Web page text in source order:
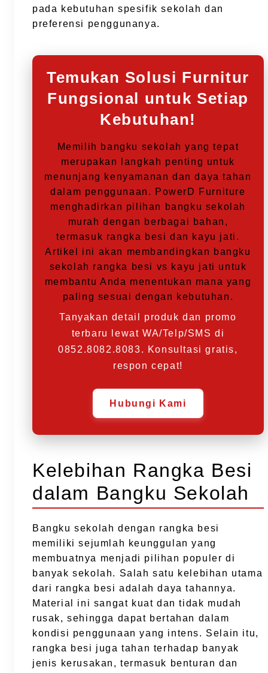
pada kebutuhan spesifik sekolah dan
preferensi penggunanya.
Temukan Solusi Furnitur
Fungsional untuk Setiap
Kebutuhan!
Memilih bangku sekolah yang tepat
merupakan langkah penting untuk
menunjang kenyamanan dan daya tahan
dalam penggunaan. PowerD Furniture
menghadirkan pilihan bangku sekolah
murah dengan berbagai bahan,
termasuk rangka besi dan kayu jati.
Artikel ini akan membandingkan bangku
sekolah rangka besi vs kayu jati untuk
membantu Anda menentukan mana yang
paling sesuai dengan kebutuhan.
Tanyakan detail produk dan promo
terbaru lewat WA/Telp/SMS di
0852.8082.8083. Konsultasi gratis,
respon cepat!
Hubungi Kami
Kelebihan Rangka Besi
dalam Bangku Sekolah
Bangku sekolah dengan rangka besi
memiliki sejumlah keunggulan yang
membuatnya menjadi pilihan populer di
banyak sekolah. Salah satu kelebihan utama
dari rangka besi adalah daya tahannya.
Material ini sangat kuat dan tidak mudah
rusak, sehingga dapat bertahan dalam
kondisi penggunaan yang intens. Selain itu,
rangka besi juga tahan terhadap banyak
jenis kerusakan, termasuk benturan dan